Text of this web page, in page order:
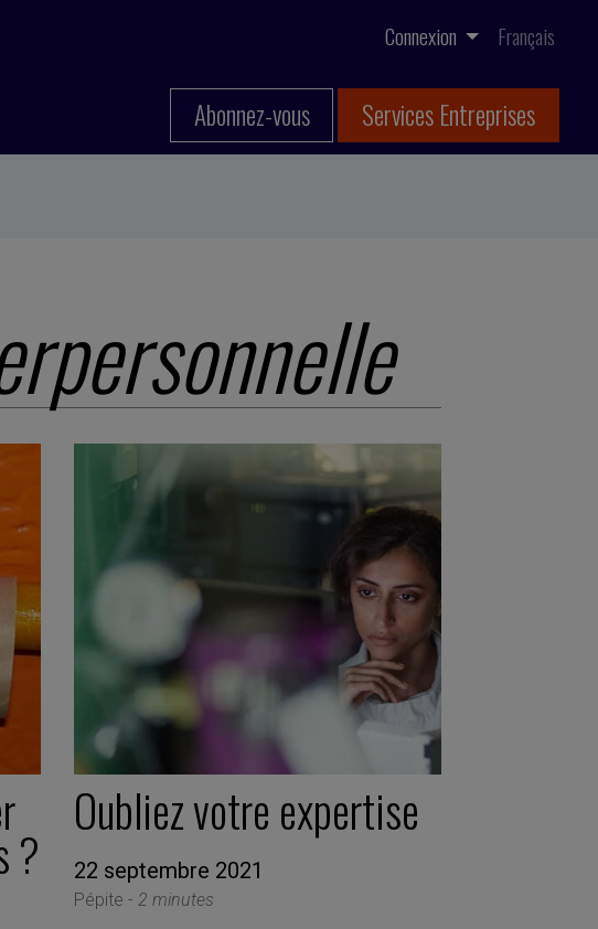
Connexion Français
Abonnez-vous Services Entreprises
?
Oubliez votre expertise
22 septembre 2021
Pépite - 2 minutes